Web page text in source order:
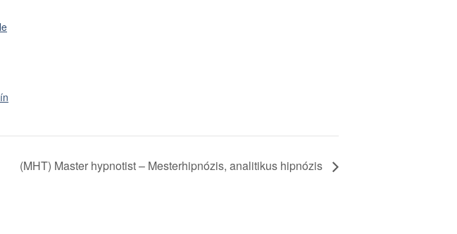
(MHT) Master hypnotist – Mesterhipnózis, analitikus hipnózis